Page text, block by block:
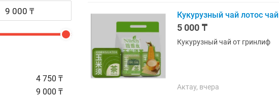
4 750 ₸
9 000 ₸
Кукурузный чай лотос чай
5 000 ₸
Кукурузный чай от гринлиф
Актау, вчера